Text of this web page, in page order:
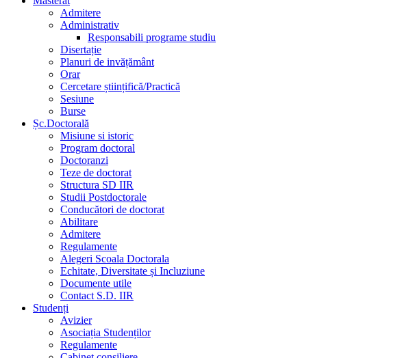
Admitere
Administrativ
Responsabili programe studiu
Disertație
Planuri de invățământ
Orar
Cercetare științifică/Practică
Sesiune
Burse
Șc.Doctorală
Misiune si istoric
Program doctoral
Doctoranzi
Teze de doctorat
Structura SD IIR
Studii Postdoctorale
Conducători de doctorat
Abilitare
Admitere
Regulamente
Alegeri Scoala Doctorala
Echitate, Diversitate și Incluziune
Documente utile
Contact S.D. IIR
Studenți
Avizier
Asociația Studenților
Regulamente